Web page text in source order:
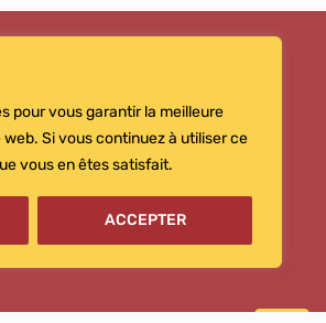
pour vous garantir la meilleure
Si vous continuez à utiliser ce
vous en êtes satisfait.
ACCEPTER
NOUS